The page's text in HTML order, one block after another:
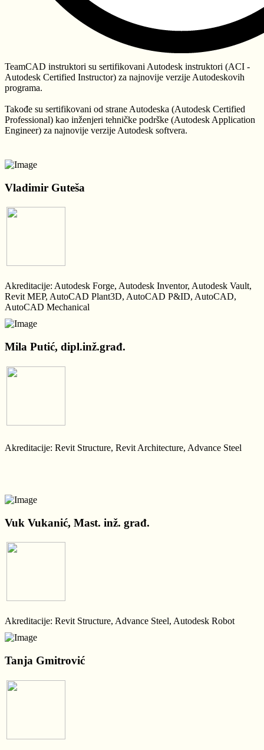
TeamCAD instruktori su sertifikovani Autodesk instruktori (ACI -
Autodesk Certified Instructor) za najnovije verzije Autodeskovih
programa.
Takođe su sertifikovani od strane Autodeska (Autodesk Certified
Professional) kao inženjeri tehničke podrške (Autodesk Application
Engineer) za najnovije verzije Autodesk softvera.
Vladimir Guteša
Akreditacije: Autodesk Forge, Autodesk Inventor, Autodesk Vault,
Revit MEP, AutoCAD Plant3D, AutoCAD P&ID, AutoCAD,
AutoCAD Mechanical
Mila Putić, dipl.inž.građ.
Akreditacije: Revit Structure, Revit Architecture, Advance Steel
Vuk Vukanić, Mast. inž. građ.
Akreditacije: Revit Structure, Advance Steel, Autodesk Robot
Tanja Gmitrović